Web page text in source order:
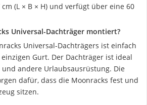
(L × B × H) und verfügt über eine 60
Universal-Dachträger montiert?
Universal-Dachträgers ist einfach
Gurt. Der Dachträger ist ideal
andere Urlaubsausrüstung. Die
dafür, dass die Moonracks fest und
sitzen.